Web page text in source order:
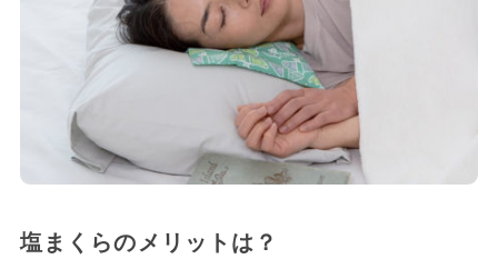
塩まくらのメリットは？